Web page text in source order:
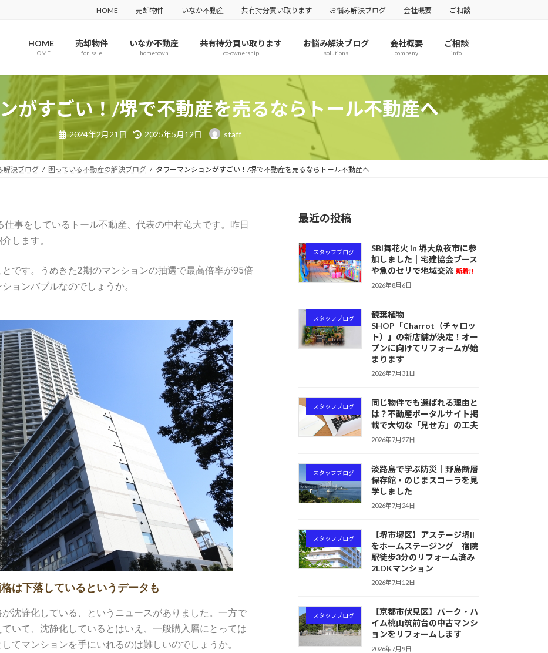
HOME 売却物件 いなか不動産 共有持分買い取ります お悩み解決ブログ 会社概要 ご相談
HOME
HOME
売却物件
for_sale
いなか不動産
hometown
共有持分買い取ります
co-ownership
お悩み解決ブログ
solutions
会社概要
company
ご相談
info
がすごい！/堺で不動産を売るならトール不動産へ
2024年2月21日 2025年5月12日 staff
解決ブログ 困っている不動産の解決ブログ タワーマンションがすごい！/堺で不動産を売るならトール不動産へ
仕事をしているトール不動産、代表の中村竜大です。昨日
します。
です。うめきた2期のマンションの抽選で最高倍率が95倍
ョンバブルなのでしょうか。
は下落しているというデータも
沈静化している、というニュースがありました。一方で
いて、沈静化しているとはいえ、一般購入層にとっては
てマンションを手にいれるのは難しいのでしょうか。
最近の投稿
スタッフブログ
SBI舞花火 in 堺大魚夜市に参
加しました｜宅建協会ブース
や魚のセリで地域交流 新着!!
2026年8月6日
スタッフブログ
観葉植物
SHOP「Charrot（チャロッ
ト）」の新店舗が決定！オー
プンに向けてリフォームが始
まります
2026年7月31日
スタッフブログ
同じ物件でも選ばれる理由と
は？不動産ポータルサイト掲
載で大切な「見せ方」の工夫
2026年7月27日
スタッフブログ
淡路島で学ぶ防災｜野島断層
保存館・のじまスコーラを見
学しました
2026年7月24日
スタッフブログ
【堺市堺区】アステージ堺II
をホームステージング｜宿院
駅徒歩3分のリフォーム済み
2LDKマンション
2026年7月12日
スタッフブログ
【京都市伏見区】パーク・ハ
イム桃山筑前台の中古マンシ
ョンをリフォームします
2026年7月9日